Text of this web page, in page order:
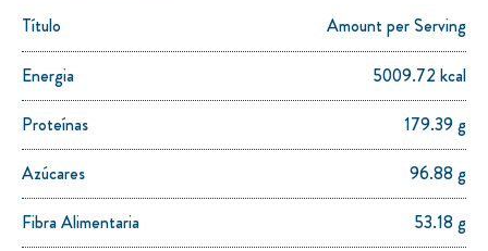
Título
Amount per Serving
Energia
5009.72 kcal
Proteínas
179.39 g
Azúcares
96.88 g
Fibra Alimentaria
53.18 g